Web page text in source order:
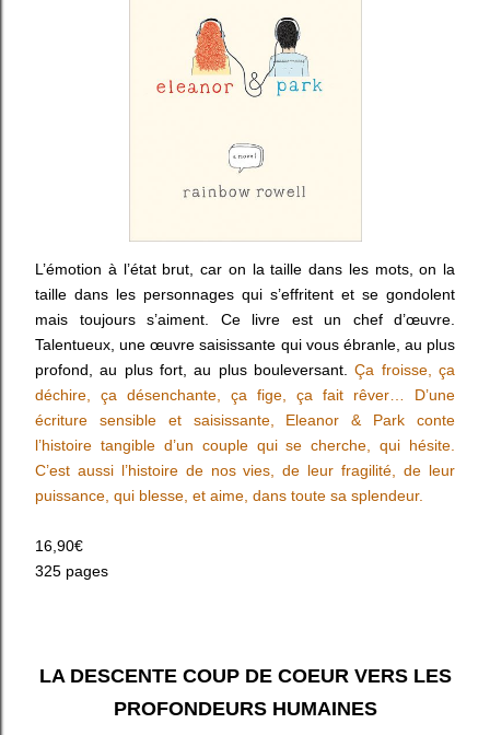
L’émotion à l’état brut, car on la taille dans les mots, on la
taille dans les personnages qui s’effritent et se gondolent
mais toujours s’aiment. Ce livre est un chef d’œuvre.
Talentueux, une œuvre saisissante qui vous ébranle, au plus
profond, au plus fort, au plus bouleversant.Ça froisse, ça
déchire, ça désenchante, ça fige, ça fait rêver… D’une
écriture sensible et saisissante, Eleanor & Park conte
l’histoire tangible d’un couple qui se cherche, qui hésite.
C’est aussi l’histoire de nos vies, de leur fragilité, de leur
puissance, qui blesse, et aime, dans toute sa splendeur.
16,90€
325 pages
LA DESCENTE COUP DE COEUR VERS LES
PROFONDEURS HUMAINES